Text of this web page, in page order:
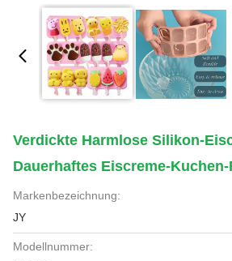
Verdickte Harmlose Silikon-
Dauerhaftes Eiscreme-
Markenbezeichnung:
JY
Modellnummer: